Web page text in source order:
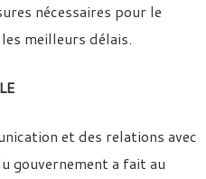
nécessaires pour le
meilleurs délais.
et des relations avec
gouvernement a fait au